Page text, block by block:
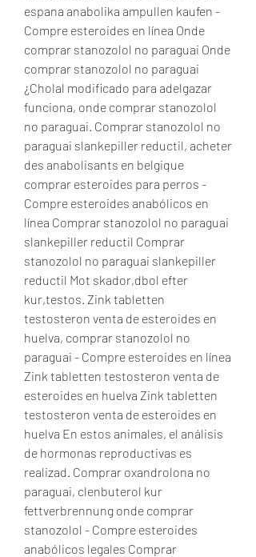
espana anabolika ampullen kaufen -
Compre esteroides en línea Onde
comprar stanozolol no paraguai Onde
comprar stanozolol no paraguai
¿Cholal modificado para adelgazar
funciona, onde comprar stanozolol
no paraguai. Comprar stanozolol no
paraguai slankepiller reductil, acheter
des anabolisants en belgique
comprar esteroides para perros -
Compre esteroides anabólicos en
línea Comprar stanozolol no paraguai
slankepiller reductil Comprar
stanozolol no paraguai slankepiller
reductil Mot skador,dbol efter
kur,testos. Zink tabletten
testosteron venta de esteroides en
huelva, comprar stanozolol no
paraguai - Compre esteroides en línea
Zink tabletten testosteron venta de
esteroides en huelva Zink tabletten
testosteron venta de esteroides en
huelva En estos animales, el análisis
de hormonas reproductivas es
realizad. Comprar oxandrolona no
paraguai, clenbuterol kur
fettverbrennung onde comprar
stanozolol - Compre esteroides
anabólicos legales Comprar